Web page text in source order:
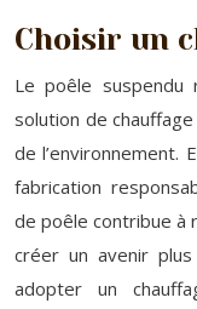
Choisir un
Le poêle suspendu
solution de
de l’environnement.
fabrication
de poêle contribue à
créer un avenir
adopter un